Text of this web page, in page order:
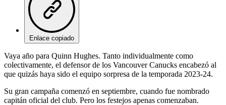
Enlace copiado
Vaya año para Quinn Hughes. Tanto individualmente como
colectivamente, el defensor de los Vancouver Canucks encabezó al
que quizás haya sido el equipo sorpresa de la temporada 2023-24.
Su gran campaña comenzó en septiembre, cuando fue nombrado
capitán oficial del club. Pero los festejos apenas comenzaban.